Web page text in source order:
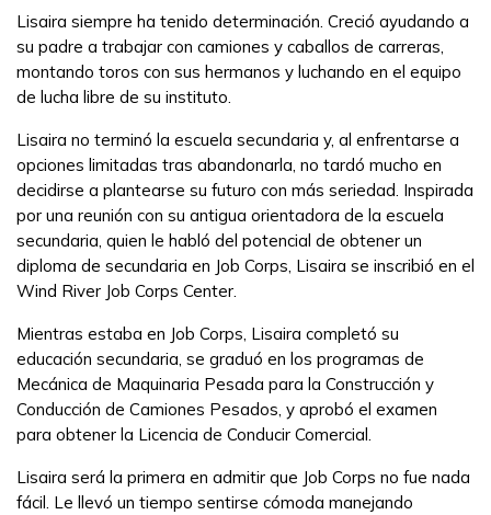
Padres/Influenciadores
Empleadores
FAQs
English
CONECTARSE
COMIENZA YA
Lisaira siempre ha tenido determinación. Creció ayudando a
su padre a trabajar con camiones y caballos de carreras,
montando toros con sus hermanos y luchando en el equipo
de lucha libre de su instituto.
Lisaira no terminó la escuela secundaria y, al enfrentarse a
opciones limitadas tras abandonarla, no tardó mucho en
decidirse a plantearse su futuro con más seriedad. Inspirada
por una reunión con su antigua orientadora de la escuela
secundaria, quien le habló del potencial de obtener un
diploma de secundaria en Job Corps, Lisaira se inscribió en el
Wind River Job Corps Center.
Mientras estaba en Job Corps, Lisaira completó su
educación secundaria, se graduó en los programas de
Mecánica de Maquinaria Pesada para la Construcción y
Conducción de Camiones Pesados, y aprobó el examen
para obtener la Licencia de Conducir Comercial.
Lisaira será la primera en admitir que Job Corps no fue nada
fácil. Le llevó un tiempo sentirse cómoda manejando